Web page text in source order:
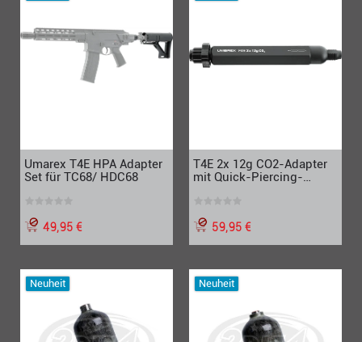
Umarex T4E HPA Adapter
Set für TC68/ HDC68
49,95 €
T4E 2x 12g CO2-Adapter
mit Quick-Piercing-
59,95 €
Neuheit Neuheit